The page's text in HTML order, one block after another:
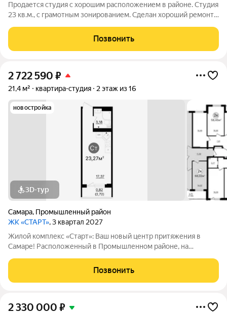
Продается студия с хорошим расположением в районе. Студия
23 кв.м., с грамотным зонированием. Сделан хороший ремонт,
водонагреватель. Развитая инфраструктура: -магазины
-остановки общественного транспорта
Позвонить
2 722 590 ₽
21,4 м² квартира-студия 2 этаж из 16
новостройка
3D-тур
Самара, Промышленный район
ЖК «СТАРТ», 3 квартал 2027
Жилой комплекс «Старт»: Ваш новый центр притяжения в
Самаре! Расположенный в Промышленном районе, на
«Старт» предлагает современное жилье для активной жизни.
Комплекс включает в себя отдельно
Позвонить
2 330 000 ₽